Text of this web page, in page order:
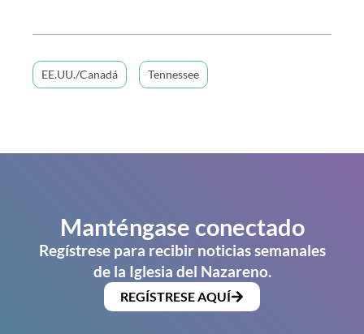
EE.UU./Canadá Tennessee
Manténgase conectado
Regístrese para recibir noticias semanales
de la Iglesia del Nazareno.
REGÍSTRESE AQUÍ